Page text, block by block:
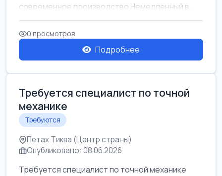
современное производство Немедленный в...
0 просмотров
Подробнее
Требуется специалист по точной
механике
Требуются
Петах Тиква (Центр страны)
Опубликовано: 08.06.2026
Требуется специалист по точной механике